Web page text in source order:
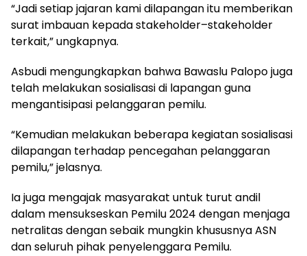
“Jadi setiap jajaran kami dilapangan itu memberikan
surat imbauan kepada stakeholder–stakeholder
terkait,” ungkapnya.
Asbudi mengungkapkan bahwa Bawaslu Palopo juga
telah melakukan sosialisasi di lapangan guna
mengantisipasi pelanggaran pemilu.
“Kemudian melakukan beberapa kegiatan sosialisasi
dilapangan terhadap pencegahan pelanggaran
pemilu,” jelasnya.
Ia juga mengajak masyarakat untuk turut andil
dalam mensukseskan Pemilu 2024 dengan menjaga
netralitas dengan sebaik mungkin khususnya ASN
dan seluruh pihak penyelenggara Pemilu.